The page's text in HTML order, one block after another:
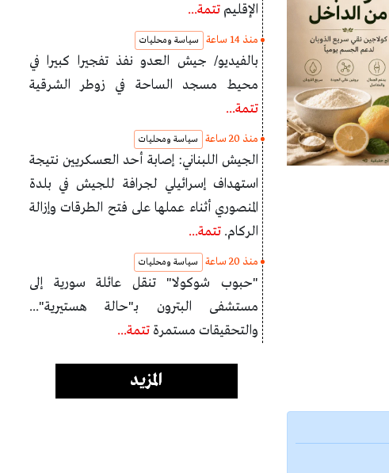
الإقليم تتمة...
منذ 14 ساعة سياسة ومحليات
بالفيديو/ جيش العدو نفذ تفجيرا كبيرا في
محيط مسجد الساحة في زوطر الشرقية
تتمة...
منذ 20 ساعة سياسة ومحليات
الجيش اللبناني: إصابة أحد العسكريين نتيجة
استهداف إسرائيلي لجرافة للجيش في بلدة
المنصوري أثناء عملها على فتح الطرقات وإزالة
الركام. تتمة...
منذ 20 ساعة سياسة ومحليات
"حبوب شوكولا" تنقل عائلة سورية إلى
مستشفى البترون بـ"حالة هستيرية"...
والتحقيقات مستمرة تتمة...
المزيد